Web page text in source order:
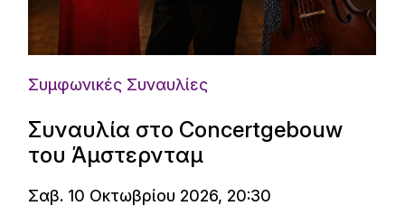
Συμφωνικές Συναυλίες
Συναυλία στο Concertgebouw
του Άμστερνταμ
Σαβ. 10 Οκτωβρίου 2026, 20:30